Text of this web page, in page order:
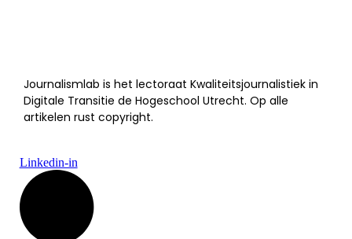
Journalismlab is het lectoraat Kwaliteitsjournalistiek in
Digitale Transitie de Hogeschool Utrecht. Op alle
artikelen rust copyright.
Linkedin-in